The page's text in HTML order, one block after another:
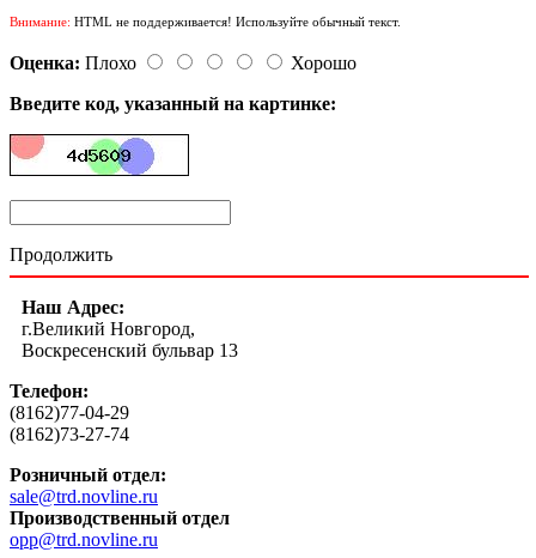
Внимание: HTML не поддерживается! Используйте обычный текст.
Оценка: Плохо
Хорошо
Введите код, указанный на картинке:
Продолжить
Наш Адрес:
г.Великий Новгород,
Воскресенский бульвар 13
Телефон:
(8162)77-04-29
(8162)73-27-74
Розничный отдел:
sale@trd.novline.ru
Производственный отдел
opp@trd.novline.ru